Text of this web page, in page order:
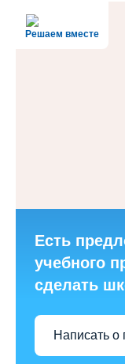
Решаем вместе
Есть
учебного
сделать
Написать о